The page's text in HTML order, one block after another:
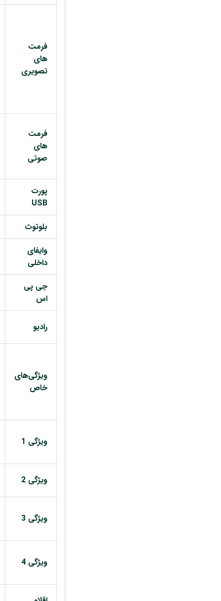
فرمت
های
تصویری
فرمت
های
صوتی
پورت
USB
بلوتوث
وایفای
داخلی
جی پی
اس
رادیو
ویژگی‌های
خاص
ویژگی 1
ویژگی 2
ویژگی 3
ویژگی 4